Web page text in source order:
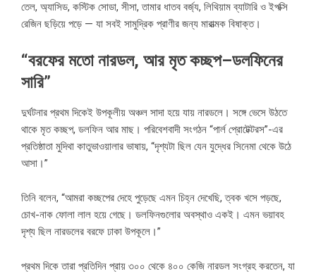
তেল, অ্যাসিড, কস্টিক সোডা, সীসা, তামার ধাতব বর্জ্য, লিথিয়াম ব্যাটারি ও ইপক্সি
রেজিন ছড়িয়ে পড়ে — যা সবই সামুদ্রিক প্রাণীর জন্য মারাত্মক বিষাক্ত।
“বরফের মতো নারডল, আর মৃত কচ্ছপ–ডলফিনের
সারি”
দুর্ঘটনার প্রথম দিকেই উপকূলীয় অঞ্চল সাদা হয়ে যায় নারডলে। সঙ্গে ভেসে উঠতে
থাকে মৃত কচ্ছপ, ডলফিন আর মাছ। পরিবেশবাদী সংগঠন “পার্ল প্রোটেক্টরস”-এর
প্রতিষ্ঠাতা মুদিথা কাতুভাওয়ালার ভাষায়, “দৃশ্যটা ছিল যেন যুদ্ধের সিনেমা থেকে উঠে
আসা।”
তিনি বলেন, “আমরা কচ্ছপের দেহে পুড়েছে এমন চিহ্ন দেখেছি, ত্বক খসে পড়ছে,
চোখ-নাক ফোলা লাল হয়ে গেছে। ডলফিনগুলোর অবস্থাও একই। এমন ভয়াবহ
দৃশ্য ছিল নারডলের বরফে ঢাকা উপকূলে।”
প্রথম দিকে তারা প্রতিদিন প্রায় ৩০০ থেকে ৪০০ কেজি নারডল সংগ্রহ করতেন, যা